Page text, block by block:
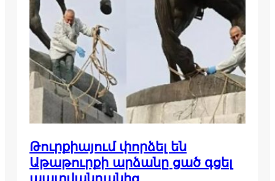
Թուրքիայում փորձել են
Աթաթուրքի արձանը ցած գցել